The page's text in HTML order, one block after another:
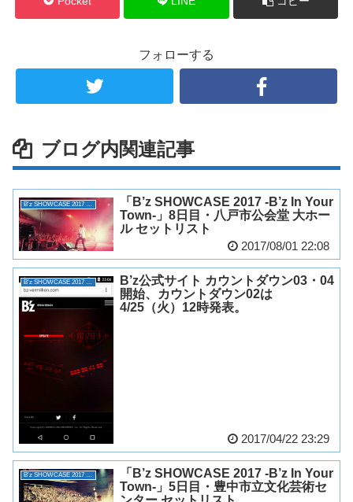
フォローする
ブログ内関連記事
「B’z SHOWCASE 2017 -B’z In Your
Town-」8日目・八戸市公会堂 大ホー
ル セットリスト
2017/08/01 22:08
B'z SHOWCASE 2017 -B'z In Your Town-
B’z公式サイト カウントダウン03・04
開始、カウントダウン02は
4/25（火）12時発表。
2017/04/22 23:29
B'z SHOWCASE 2017 -B'z In Your Town-
「B’z SHOWCASE 2017 -B’z In Your
Town-」5日目・豊中市立文化芸術セ